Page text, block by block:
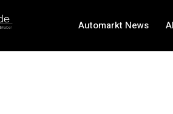
Automarkt News